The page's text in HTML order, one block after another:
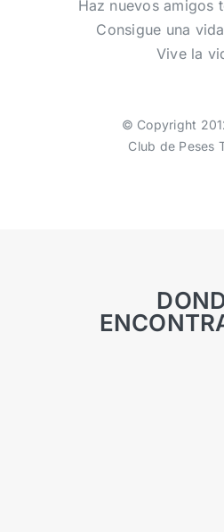
Haz nuevos amigos
Consigue una
Vive la
© Copyright
Club de Peses